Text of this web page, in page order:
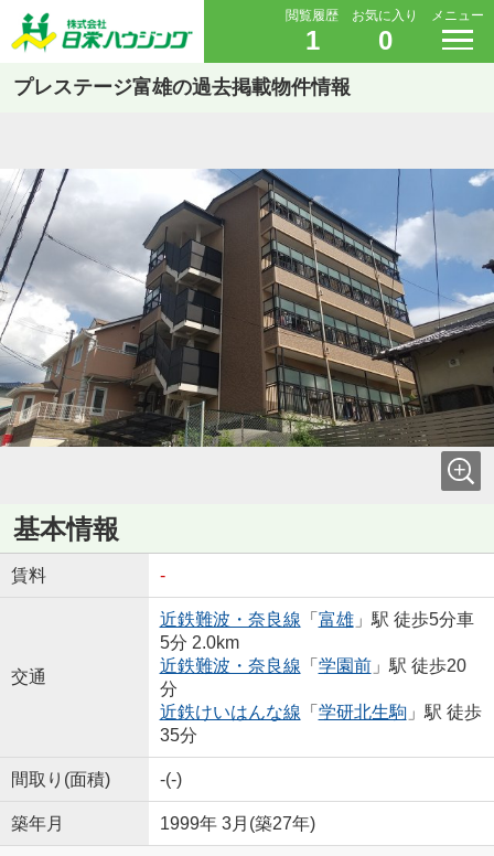
閲覧履歴
1
お気に入り
0
メニュー
プレステージ富雄の過去掲載物件情報
基本情報
賃料 -
交通
近鉄難波・奈良線 「 富雄」駅 徒歩5分車
5分 2.0km
近鉄難波・奈良線 「 学園前」駅 徒歩20
分
近鉄けいはんな線 「 学研北生駒」駅 徒歩
35分
間取り(面積) -(-)
築年月 1999年 3月(築27年)